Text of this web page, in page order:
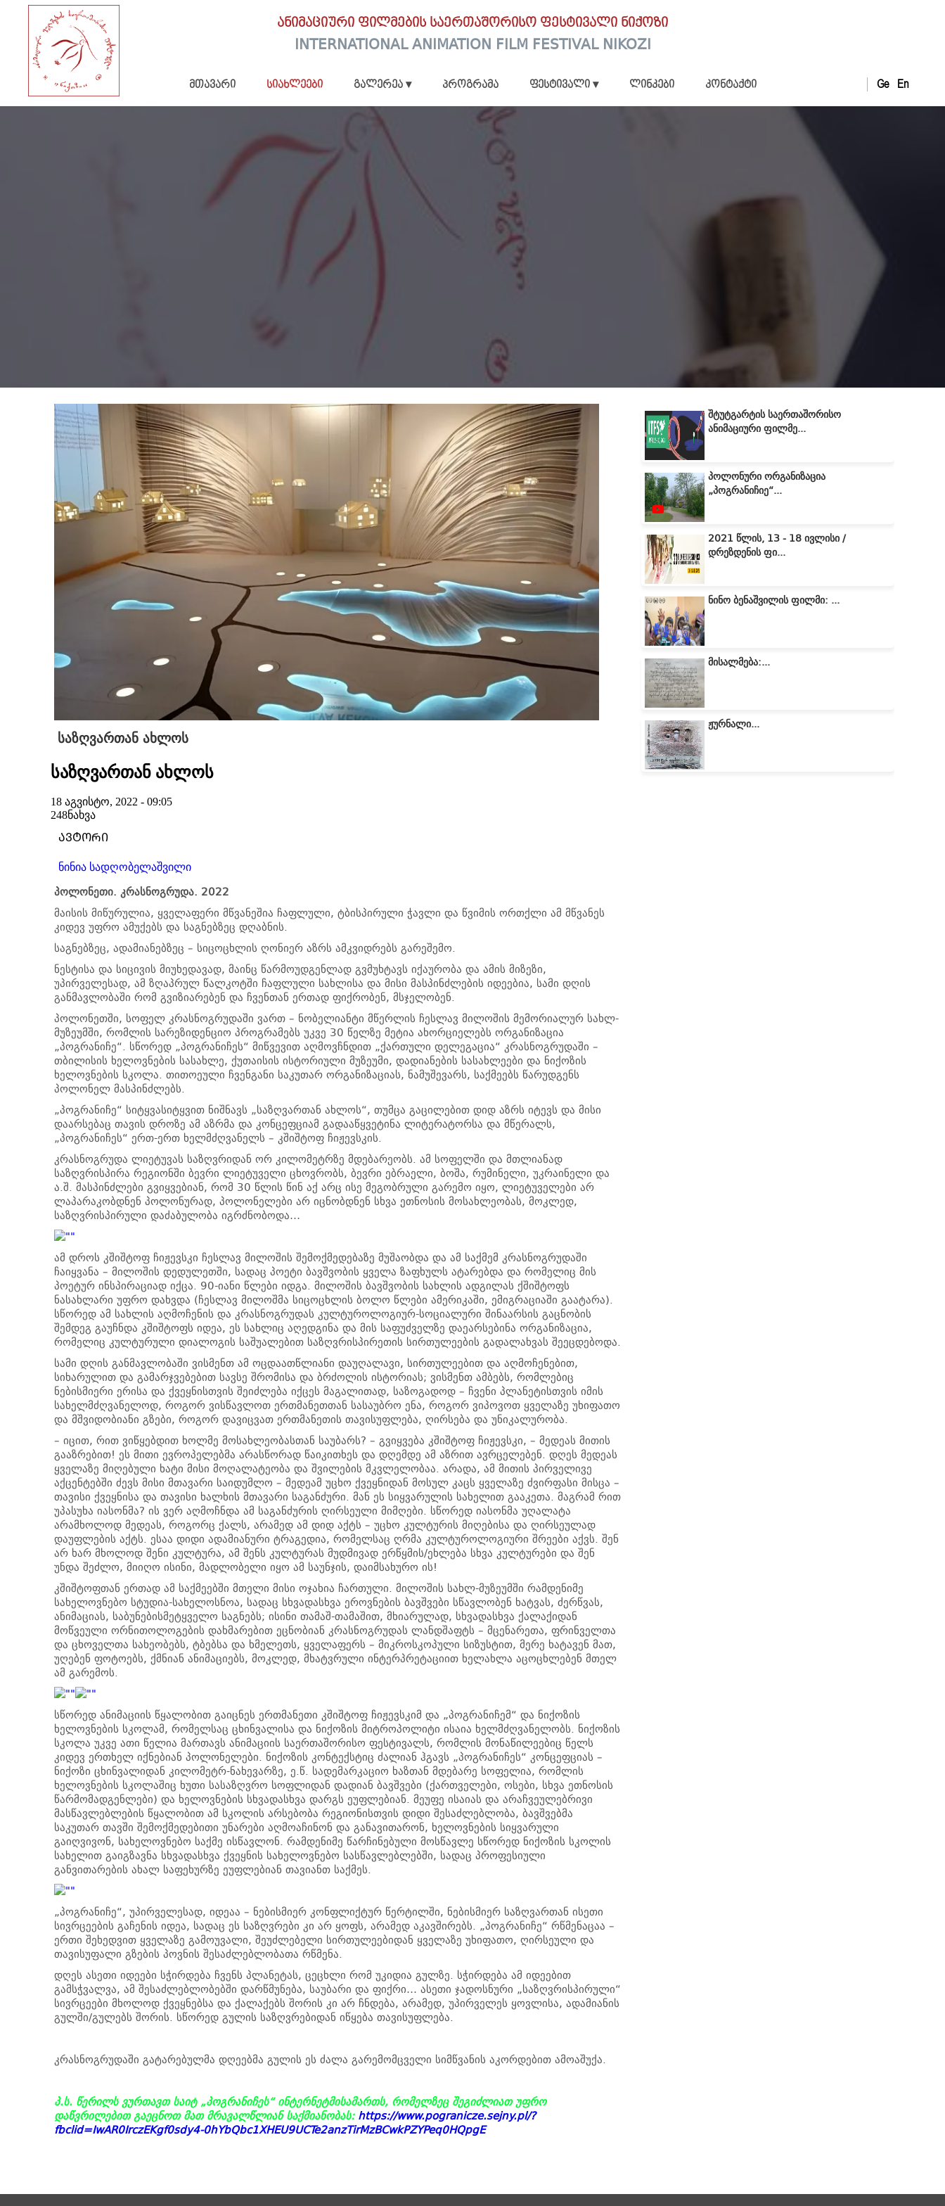
ანიმაციური ფილმების საერთაშორისო ფესტივალი ნიქოზი
INTERNATIONAL ANIMATION FILM FESTIVAL NIKOZI
მთავარი სიახლეები გალერეა ▾ პროგრამა ფესტივალი ▾ ლინკები კონტაქტი Ge En
საზღვართან ახლოს
საზღვართან ახლოს
18 აგვისტო, 2022 - 09:05
248ნახვა
ᲐᲕᲢᲝᲠᲘ
ნინია სადღობელაშვილი
პოლონეთი. კრასნოგრუდა. 2022
მაისის მიწურულია, ყველაფერი მწვანეშია ჩაფლული, ტბისპირული ჭავლი და წვიმის ორთქლი ამ მწვანეს
კიდევ უფრო ამუქებს და საგნებზეც დღაბნის.
საგნებზეც, ადამიანებზეც – სიცოცხლის ღონიერ აზრს ამკვიდრებს გარეშემო.
ნესტისა და სიცივის მიუხედავად, მაინც წარმოუდგენლად გვმუხტავს იქაურობა და ამის მიზეზი,
უპირველესად, ამ ზღაპრულ წალკოტში ჩაფლული სახლისა და მისი მასპინძლების იდეებია, სამი დღის
განმავლობაში რომ გვიზიარებენ და ჩვენთან ერთად ფიქრობენ, მსჯელობენ.
პოლონეთში, სოფელ კრასნოგრუდაში ვართ – ნობელიანტი მწერლის ჩესლავ მილოშის მემორიალურ სახლ-
მუზეუმში, რომლის სარეზიდენციო პროგრამებს უკვე 30 წელზე მეტია ახორციელებს ორგანიზაცია
„პოგრანიჩე“. სწორედ „პოგრანიჩეს“ მიწვევით აღმოვჩნდით „ქართული დელეგაცია“ კრასნოგრუდაში –
თბილისის ხელოვნების სასახლე, ქუთაისის ისტორიული მუზეუმი, დადიანების სასახლეები და ნიქოზის
ხელოვნების სკოლა. თითოეული ჩვენგანი საკუთარ ორგანიზაციას, ნამუშევარს, საქმეებს წარუდგენს
პოლონელ მასპინძლებს.
„პოგრანიჩე“ სიტყვასიტყვით ნიშნავს „საზღვართან ახლოს“, თუმცა გაცილებით დიდ აზრს იტევს და მისი
დაარსებაც თავის დროზე ამ აზრმა და კონცეფციამ გადააწყვეტინა ლიტერატორსა და მწერალს,
„პოგრანიჩეს“ ერთ-ერთ ხელმძღვანელს – კშიშტოფ ჩიჟევსკის.
კრასნოგრუდა ლიეტუვას საზღვრიდან ორ კილომეტრზე მდებარეობს. ამ სოფელში და მთლიანად
საზღვრისპირა რეგიონში ბევრი ლიეტუველი ცხოვრობს, ბევრი ებრაელი, ბოშა, რუმინელი, უკრაინელი და
ა.შ. მასპინძლები გვიყვებიან, რომ 30 წლის წინ აქ არც ისე მეგობრული გარემო იყო, ლიეტუველები არ
ლაპარაკობდნენ პოლონურად, პოლონელები არ იცნობდნენ სხვა ეთნოსის მოსახლეობას, მოკლედ,
საზღვრისპირული დაძაბულობა იგრძნობოდა…
ამ დროს კშიშტოფ ჩიჟევსკი ჩესლავ მილოშის შემოქმედებაზე მუშაობდა და ამ საქმემ კრასნოგრუდაში
ჩაიყვანა – მილოშის დედულეთში, სადაც პოეტი ბავშვობის ყველა ზაფხულს ატარებდა და რომელიც მის
პოეტურ ინსპირაციად იქცა. 90-იანი წლები იდგა. მილოშის ბავშვობის სახლის ადგილას ქშიშტოფს
ნასახლარი უფრო დახვდა (ჩესლავ მილოშმა სიცოცხლის ბოლო წლები ამერიკაში, ემიგრაციაში გაატარა).
სწორედ ამ სახლის აღმოჩენის და კრასნოგრუდას კულტუროლოგიურ-სოციალური შინაარსის გაცნობის
შემდეგ გაუჩნდა კშიშტოფს იდეა, ეს სახლიც აღედგინა და მის საფუძველზე დაეარსებინა ორგანიზაცია,
რომელიც კულტურული დიალოგის საშუალებით საზღვრისპირეთის სირთულეების გადალახვას შეეცდებოდა.
სამი დღის განმავლობაში ვისმენთ ამ ოცდაათწლიანი დაუღალავი, სირთულეებით და აღმოჩენებით,
სიხარულით და გამარჯვებებით სავსე შრომისა და ბრძოლის ისტორიას; ვისმენთ ამბებს, რომლებიც
ნებისმიერი ერისა და ქვეყნისთვის შეიძლება იქცეს მაგალითად, საზოგადოდ – ჩვენი პლანეტისთვის იმის
სახელმძღვანელოდ, როგორ ვისწავლოთ ერთმანეთთან სასაუბრო ენა, როგორ ვიპოვოთ ყველაზე უხიფათო
და მშვიდობიანი გზები, როგორ დავიცვათ ერთმანეთის თავისუფლება, ღირსება და უნიკალურობა.
– იცით, რით ვიწყებდით ხოლმე მოსახლეობასთან საუბარს? – გვიყვება კშიშტოფ ჩიჟევსკი, – მედეას მითის
გააზრებით! ეს მითი ევროპელებმა არასწორად წაიკითხეს და დღემდე ამ აზრით ავრცელებენ. დღეს მედეას
ყველაზე მიღებული ხატი მისი მოღალატეობა და შვილების მკვლელობაა. არადა, ამ მითის პირველივე
აქცენტებში ძევს მისი მთავარი საიდუმლო – მედეამ უცხო ქვეყნიდან მოსულ კაცს ყველაზე ძვირფასი მისცა –
თავისი ქვეყნისა და თავისი ხალხის მთავარი საგანძური. მან ეს სიყვარულის სახელით გააკეთა. მაგრამ რით
უპასუხა იასონმა? ის ვერ აღმოჩნდა ამ საგანძურის ღირსეული მიმღები. სწორედ იასონმა უღალატა
არამხოლოდ მედეას, როგორც ქალს, არამედ ამ დიდ აქტს – უცხო კულტურის მიღებისა და ღირსეულად
დაუფლების აქტს. ესაა დიდი ადამიანური ტრაგედია, რომელსაც ღრმა კულტუროლოგიური შრეები აქვს. შენ
არ ხარ მხოლოდ შენი კულტურა, ამ შენს კულტურას მუდმივად ერწყმის/ეხლება სხვა კულტურები და შენ
უნდა შეძლო, მიიღო ისინი, მადლობელი იყო ამ საუნჯის, დაიმსახურო ის!
კშიშტოფთან ერთად ამ საქმეებში მთელი მისი ოჯახია ჩართული. მილოშის სახლ-მუზეუმში რამდენიმე
სახელოვნებო სტუდია-სახელოსნოა, სადაც სხვადასხვა ეროვნების ბავშვები სწავლობენ ხატვას, ძერწვას,
ანიმაციას, საბუნებისმეტყველო საგნებს; ისინი თამაშ-თამაშით, მხიარულად, სხვადასხვა ქალაქიდან
მოწვეული ორნითოლოგების დახმარებით ეცნობიან კრასნოგრუდას ლანდშაფტს – მცენარეთა, ფრინველთა
და ცხოველთა სახეობებს, ტბებსა და ხმელეთს, ყველაფერს – მიკროსკოპული სიზუსტით, მერე ხატავენ მათ,
უღებენ ფოტოებს, ქმნიან ანიმაციებს, მოკლედ, მხატვრული ინტერპრეტაციით ხელახლა აცოცხლებენ მთელ
ამ გარემოს.
სწორედ ანიმაციის წყალობით გაიცნეს ერთმანეთი კშიშტოფ ჩიჟევსკიმ და „პოგრანიჩემ“ და ნიქოზის
ხელოვნების სკოლამ, რომელსაც ცხინვალისა და ნიქოზის მიტროპოლიტი ისაია ხელმძღვანელობს. ნიქოზის
სკოლა უკვე ათი წელია მართავს ანიმაციის საერთაშორისო ფესტივალს, რომლის მონაწილეებიც წელს
კიდევ ერთხელ იქნებიან პოლონელები. ნიქოზის კონტექსტიც ძალიან ჰგავს „პოგრანიჩეს“ კონცეფციას –
ნიქოზი ცხინვალიდან კილომეტრ-ნახევარზე, ე.წ. სადემარკაციო ხაზთან მდებარე სოფელია, რომლის
ხელოვნების სკოლაშიც ხუთი სასაზღვრო სოფლიდან დადიან ბავშვები (ქართველები, ოსები, სხვა ეთნოსის
წარმომადგენლები) და ხელოვნების სხვადასხვა დარგს ეუფლებიან. მეუფე ისაიას და არაჩვეულებრივი
მასწავლებლების წყალობით ამ სკოლის არსებობა რეგიონისთვის დიდი შესაძლებლობა, ბავშვებმა
საკუთარ თავში შემოქმედებითი უნარები აღმოაჩინონ და განავითარონ, ხელოვნების სიყვარული
გაიღვივონ, სახელოვნებო საქმე ისწავლონ. რამდენიმე წარჩინებული მოსწავლე სწორედ ნიქოზის სკოლის
სახელით გაიგზავნა სხვადასხვა ქვეყნის სახელოვნებო სასწავლებლებში, სადაც პროფესიული
განვითარების ახალ საფეხურზე ეუფლებიან თავიანთ საქმეს.
„პოგრანიჩე“, უპირველესად, იდეაა – ნებისმიერ კონფლიქტურ წერტილში, ნებისმიერ საზღვართან ისეთი
სივრცეების გაჩენის იდეა, სადაც ეს საზღვრები კი არ ყოფს, არამედ აკავშირებს. „პოგრანიჩე“ რწმენაცაა –
ერთი შეხედვით ყველაზე გამოუვალი, შეუძლებელი სირთულეებიდან ყველაზე უხიფათო, ღირსეული და
თავისუფალი გზების პოვნის შესაძლებლობათა რწმენა.
დღეს ასეთი იდეები სჭირდება ჩვენს პლანეტას, ცეცხლი რომ უკიდია გულზე. სჭირდება ამ იდეებით
გამსჭვალვა, ამ შესაძლებლობებში დარწმუნება, საუბარი და ფიქრი… ასეთი ჯადოსნური „საზღვრისპირული“
სივრცეები მხოლოდ ქვეყნებსა და ქალაქებს შორის კი არ ჩნდება, არამედ, უპირველეს ყოვლისა, ადამიანის
გულში/გულებს შორის. სწორედ გულის საზღვრებიდან იწყება თავისუფლება.
კრასნოგრუდაში გატარებულმა დღეებმა გულის ეს ძალა გარემომცველი სიმწვანის აკორდებით ამოაშუქა.
პ.ს. წერილს ვურთავთ საიტ „პოგრანიჩეს“ ინტერნეტმისამართს, რომელზეც შეგიძლიათ უფრო
დაწვრილებით გაეცნოთ მათ მრავალწლიან საქმიანობას: https://www.pogranicze.sejny.pl/?
fbclid=IwAR0IrczEKgf0sdy4-0hYbQbc1XHEU9UCTe2anzTirMzBCwkPZYPeq0HQpgE
შტუტგარტის საერთაშორისო
ანიმაციური ფილმე...
პოლონური ორგანიზაცია
„პოგრანიჩიე“...
2021 წლის, 13 - 18 ივლისი /
დრეზდენის ფი...
ნინო ბენაშვილის ფილმი: ...
მისალმება:...
ჟურნალი...